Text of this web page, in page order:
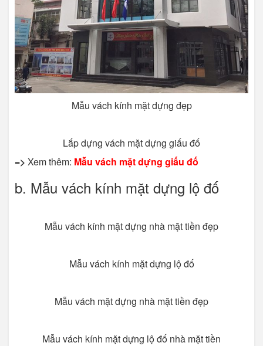
Mẫu vách kính mặt dựng đẹp
Lắp dựng vách mặt dựng giấu đố
=> Xem thêm: Mẫu vách mặt dựng giấu đố
b. Mẫu vách kính mặt dựng lộ đố
Mẫu vách kính mặt dựng nhà mặt tiền đẹp
Mẫu vách kính mặt dựng lộ đố
Mẫu vách mặt dựng nhà mặt tiền đẹp
Mẫu vách kính mặt dựng lộ đố nhà mặt tiền